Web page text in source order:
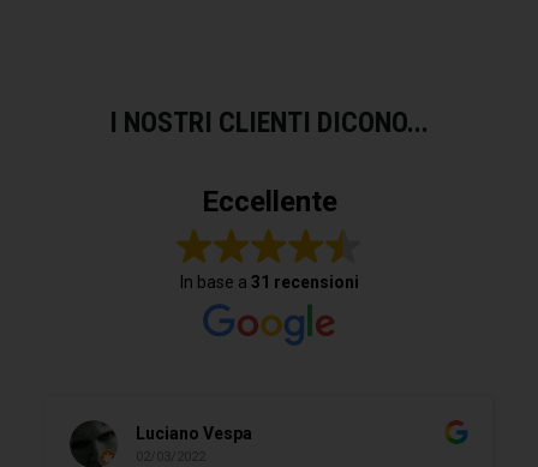
I NOSTRI CLIENTI DICONO...
Eccellente
In base a 31 recensioni
Luciano Vespa
02/03/2022